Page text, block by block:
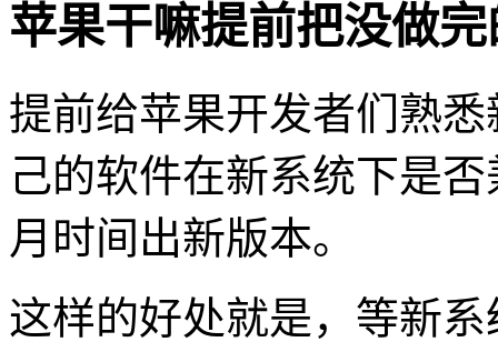
苹果干嘛提前把没做
提前给苹果开发者们熟
己的软件在新系统下是
月时间出新版本。
这样的好处就是，等新